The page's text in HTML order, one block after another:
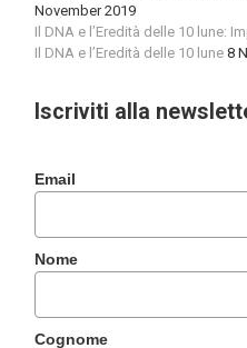
November 2019
Il DNA e l’Eredità delle 10 lune:
Il DNA e l’Eredità delle 10 lune 8
Iscriviti alla
Email
Nome
Cognome